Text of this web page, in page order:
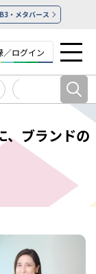
・メタバース
／ログイン
、ブランドの